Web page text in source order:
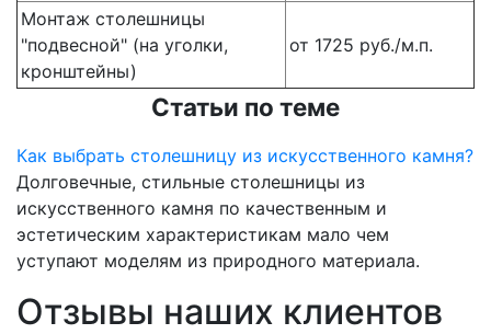
Монтаж столешницы
"подвесной" (на уголки,
кронштейны)
от 1725 руб./м.п.
Статьи по теме
Как выбрать столешницу из искусственного камня?
Долговечные, стильные столешницы из
искусственного камня по качественным и
эстетическим характеристикам мало чем
уступают моделям из природного материала.
Отзывы наших клиентов